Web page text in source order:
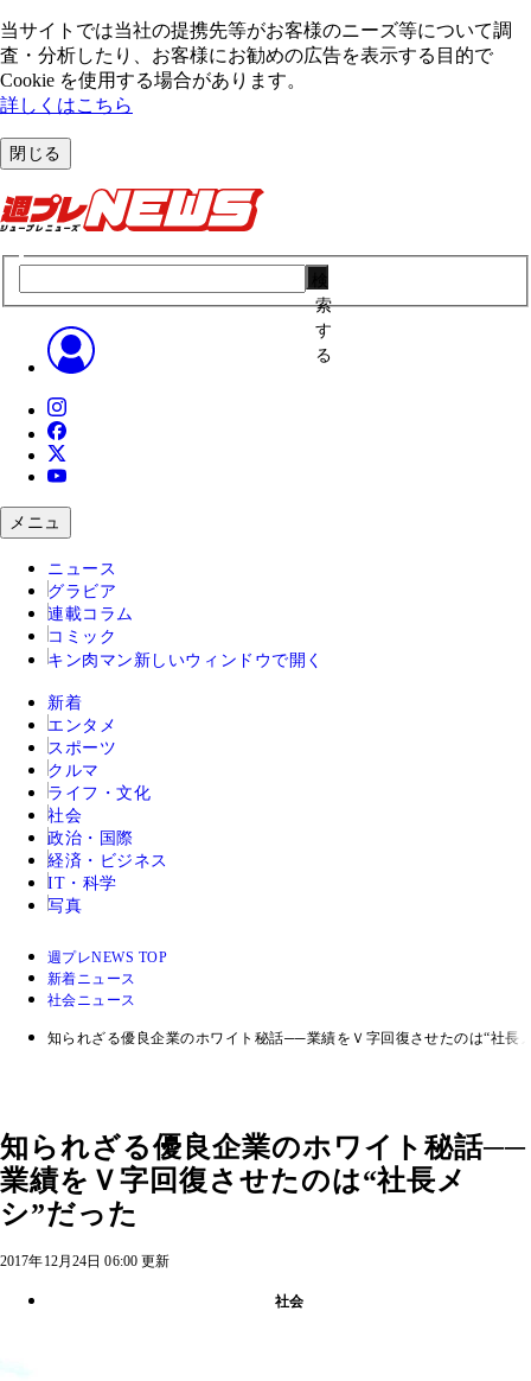
当サイトでは当社の提携先等がお客様のニーズ等について調
査・分析したり、お客様にお勧めの広告を表⽰する⽬的で
Cookie を使⽤する場合があります。
詳しくはこちら
閉じる
索
す
る
メニュ
ニュース
グラビア
連載コラム
コミック
キン肉マン 新しいウィンドウで開く
新着
エンタメ
スポーツ
クルマ
ライフ・文化
社会
政治・国際
経済・ビジネス
IT・科学
写真
週プレNEWS TOP
新着ニュース
社会ニュース
知られざる優良企業のホワイト秘話──業績をＶ字回復させたのは“社長
知られざる優良企業のホワイト秘話──
業績をＶ字回復させたのは“社長メ
シ”だった
2017年12月24日 06:00 更新
社会